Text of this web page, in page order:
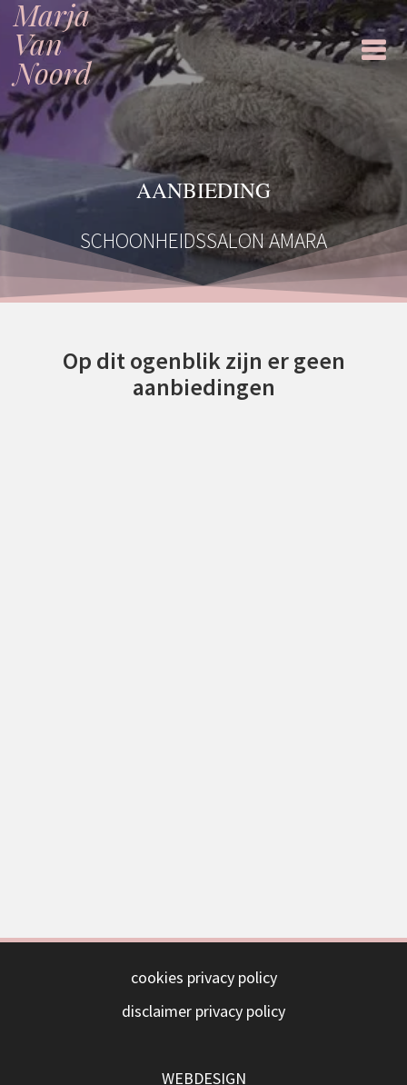
Ga
naar
de
inhoud
Marja
Van
Noord
AANBIEDING
SCHOONHEIDSSALON AMARA
Op dit ogenblik zijn er geen
aanbiedingen
cookies privacy policy
disclaimer privacy policy
WEBDESIGN